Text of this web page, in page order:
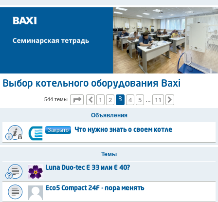
Выбор котельного оборудования Baxi
544 темы Страница из11
Пред.
1 2 3 4 5 11
Объявления
Закрыто Что нужно знать о своем котле
Темы
Luna Duo-tec E 33 или Е 40?
Eco5 Compact 24F - пора менять